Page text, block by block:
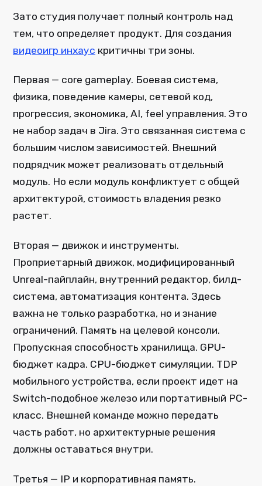
Зато студия получает полный контроль над
тем, что определяет продукт. Для создания
видеоигр инхаус критичны три зоны.
Первая — core gameplay. Боевая система,
физика, поведение камеры, сетевой код,
прогрессия, экономика, AI, feel управления. Это
не набор задач в Jira. Это связанная система с
большим числом зависимостей. Внешний
подрядчик может реализовать отдельный
модуль. Но если модуль конфликтует с общей
архитектурой, стоимость владения резко
растет.
Вторая — движок и инструменты.
Проприетарный движок, модифицированный
Unreal-пайплайн, внутренний редактор, билд-
система, автоматизация контента. Здесь
важна не только разработка, но и знание
ограничений. Память на целевой консоли.
Пропускная способность хранилища. GPU-
бюджет кадра. CPU-бюджет симуляции. TDP
мобильного устройства, если проект идет на
Switch-подобное железо или портативный PC-
класс. Внешней команде можно передать
часть работ, но архитектурные решения
должны оставаться внутри.
Третья — IP и корпоративная память.